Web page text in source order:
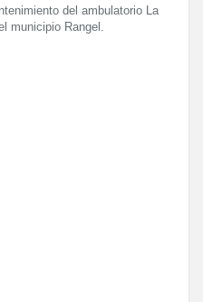
del ambulatorio La
municipio Rangel.